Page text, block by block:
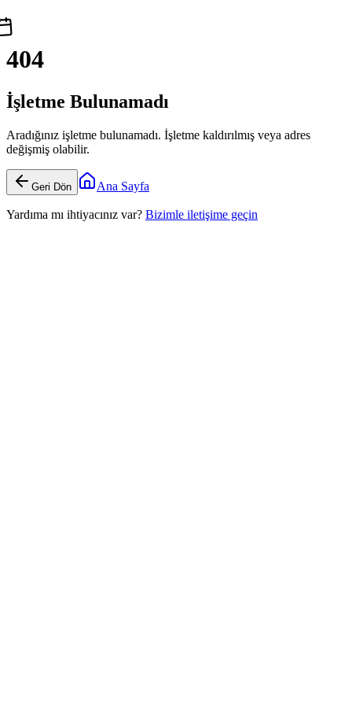
404
İşletme Bulunamadı
Aradığınız işletme bulunamadı. İşletme kaldırılmış veya adres
değişmiş olabilir.
Geri Dön Ana Sayfa
Yardıma mı ihtiyacınız var? Bizimle iletişime geçin